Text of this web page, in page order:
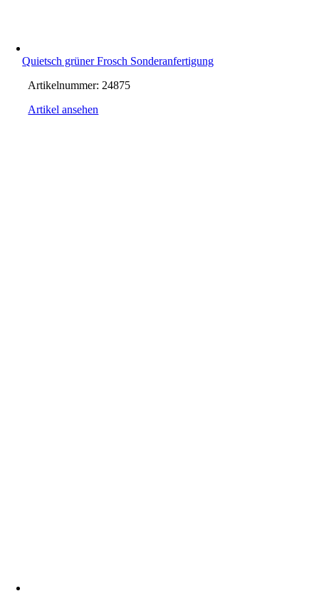
Quietsch grüner Frosch Sonderanfertigung
Artikelnummer: 24875
Artikel ansehen